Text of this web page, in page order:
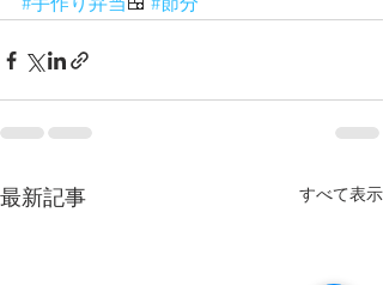
#手作り弁当🍱 #節分
最新記事 すべて表示